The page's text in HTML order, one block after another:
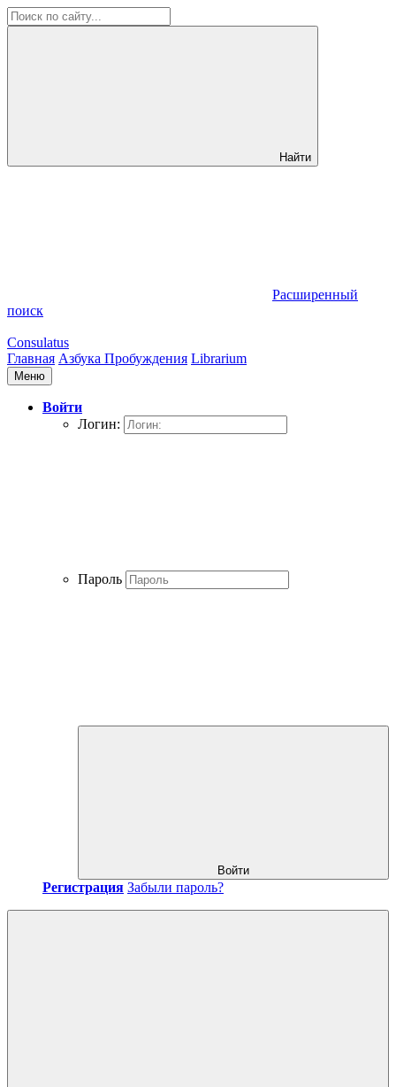
Найти
Расширенный
поиск
Consulatus
Главная Азбука Пробуждения Librarium
Меню
Войти
Логин:
Пароль
Войти
Регистрация Забыли пароль?